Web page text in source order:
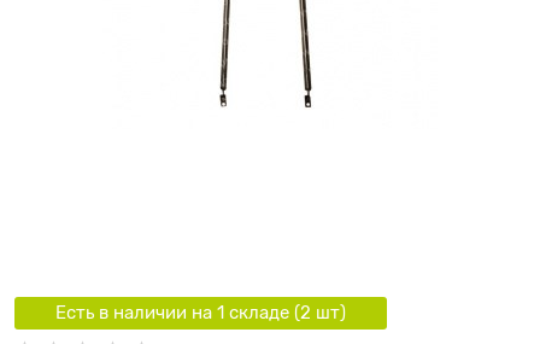
Есть в наличии на 1 складe (2 шт)